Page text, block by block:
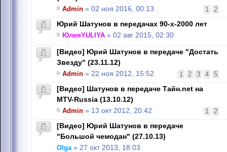
1 2
Admin » 02 ноя 2016, 00:13
Юрий Шатунов в передачах 90-х-2000 лет
ЮлияYULIYA » 02 авг 2015, 02:30
[Видео] Юрий Шатунов в передаче "Достать
Звезду" (23.11.12)
1 2 3 4 5
Admin » 22 ноя 2012, 15:52
[Видео] Шатунов в передаче Тайн.net на
MTV-Russia (13.10.12)
1 2
Admin » 13 окт 2012, 20:42
[Видео] Юрий Шатунов в передаче
"Большой чемодан" (27.10.13)
Olga» 27 окт 2013, 18:03